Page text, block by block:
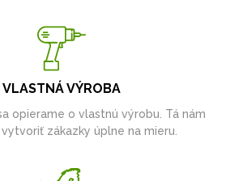
VLASTNÁ VÝROBA
opierame o vlastnú výrobu. Tá nám
zákazky úplne na mieru.